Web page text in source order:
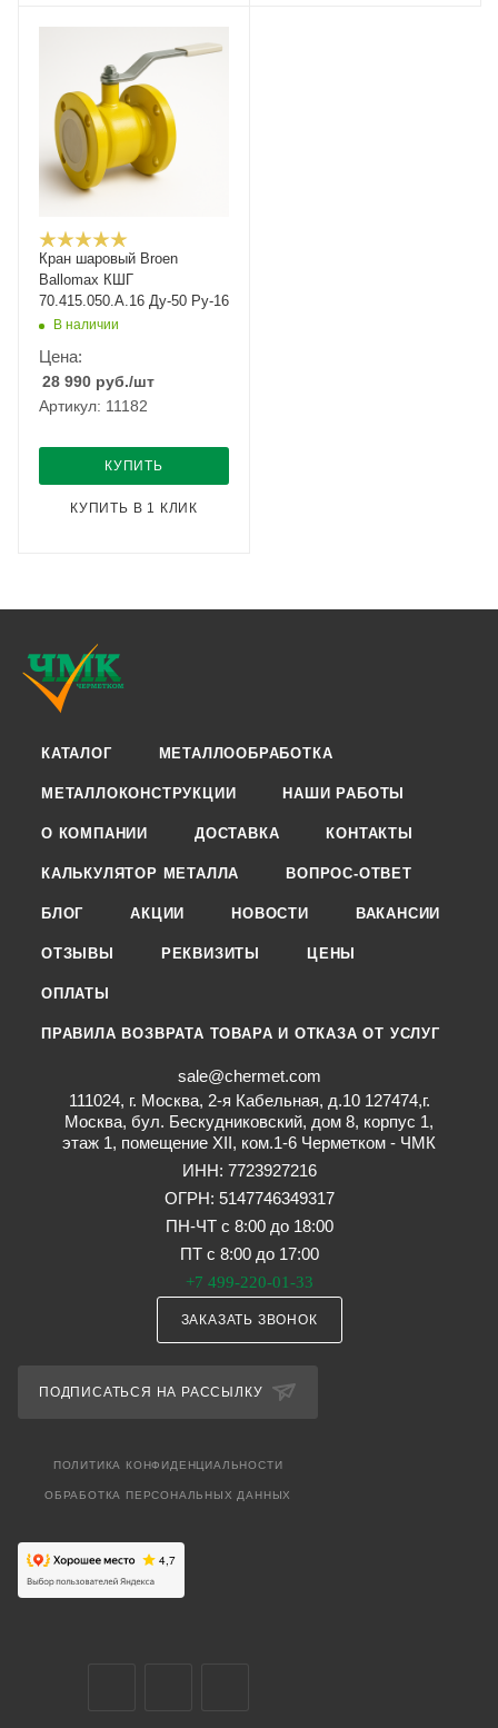
Кран шаровый Broen
Ballomax КШГ
70.415.050.А.16 Ду-50 Ру-16
В наличии
Цена:
28 990 руб./шт
Артикул: 11182
КУПИТЬ
КУПИТЬ В 1 КЛИК
КАТАЛОГ МЕТАЛЛООБРАБОТКА
МЕТАЛЛОКОНСТРУКЦИИ НАШИ РАБОТЫ
О КОМПАНИИ ДОСТАВКА КОНТАКТЫ
КАЛЬКУЛЯТОР МЕТАЛЛА ВОПРОС-ОТВЕТ
БЛОГ АКЦИИ НОВОСТИ ВАКАНСИИ
ОТЗЫВЫ РЕКВИЗИТЫ ЦЕНЫ
ОПЛАТЫ
ПРАВИЛА ВОЗВРАТА ТОВАРА И ОТКАЗА ОТ УСЛУГ
sale@chermet.com
111024, г. Москва, 2-я Кабельная, д.10 127474,г.
Москва, бул. Бескудниковский, дом 8, корпус 1,
этаж 1, помещение XII, ком.1-6 Черметком - ЧМК
ИНН: 7723927216
ОГРН: 5147746349317
ПН-ЧТ с 8:00 до 18:00
ПТ с 8:00 до 17:00
+7 499-220-01-33
ЗАКАЗАТЬ ЗВОНОК
ПОДПИСАТЬСЯ НА РАССЫЛКУ
ПОЛИТИКА КОНФИДЕНЦИАЛЬНОСТИ
ОБРАБОТКА ПЕРСОНАЛЬНЫХ ДАННЫХ